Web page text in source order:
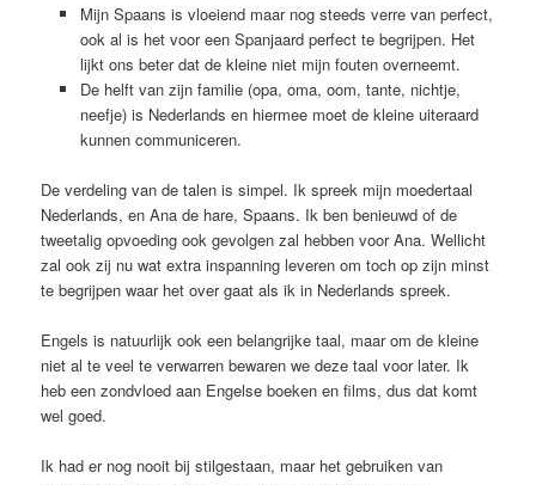
Mijn Spaans is vloeiend maar nog steeds verre van perfect,
ook al is het voor een Spanjaard perfect te begrijpen. Het
lijkt ons beter dat de kleine niet mijn fouten overneemt.
De helft van zijn familie (opa, oma, oom, tante, nichtje,
neefje) is Nederlands en hiermee moet de kleine uiteraard
kunnen communiceren.
De verdeling van de talen is simpel. Ik spreek mijn moedertaal
Nederlands, en Ana de hare, Spaans. Ik ben benieuwd of de
tweetalig opvoeding ook gevolgen zal hebben voor Ana. Wellicht
zal ook zij nu wat extra inspanning leveren om toch op zijn minst
te begrijpen waar het over gaat als ik in Nederlands spreek.
Engels is natuurlijk ook een belangrijke taal, maar om de kleine
niet al te veel te verwarren bewaren we deze taal voor later. Ik
heb een zondvloed aan Engelse boeken en films, dus dat komt
wel goed.
Ik had er nog nooit bij stilgestaan, maar het gebruiken van